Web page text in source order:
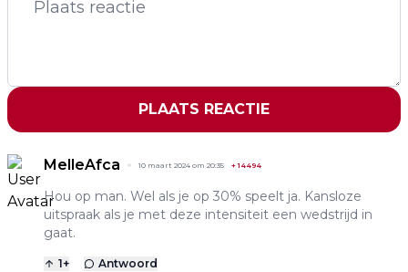
PLAATS REACTIE
MelleAfca 10 maart 2024 om 20:35 +14494
Hou op man. Wel als je op 30% speelt ja. Kansloze
uitspraak als je met deze intensiteit een wedstrijd in
gaat.
1+ Antwoord